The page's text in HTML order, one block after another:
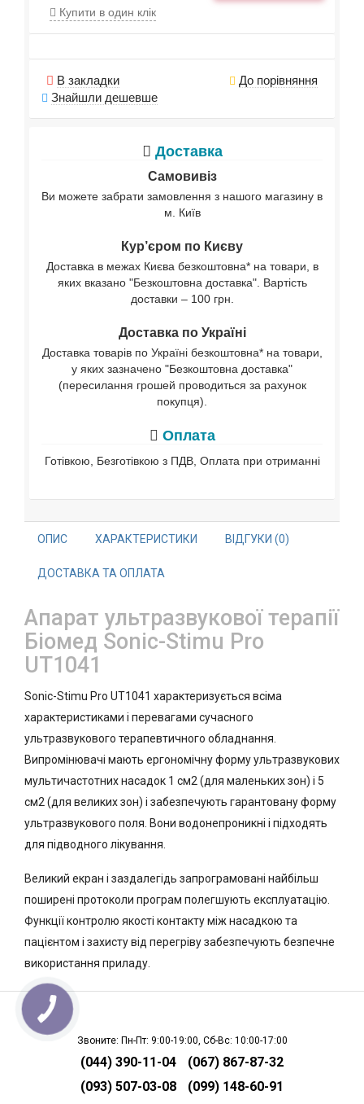
Купити в один клік
В закладки
До порівняння
Знайшли дешевше
Доставка
Самовивіз
Ви можете забрати замовлення з нашого магазину в
м. Київ
Кур’єром по Києву
Доставка в межах Києва безкоштовна* на товари, в
яких вказано "Безкоштовна доставка". Вартість
доставки – 100 грн.
Доставка по Україні
Доставка товарів по Україні безкоштовна* на товари,
у яких зазначено "Безкоштовна доставка"
(пересилання грошей проводиться за рахунок
покупця).
Оплата
Готівкою, Безготівкою з ПДВ, Оплата при отриманні
ОПИС ХАРАКТЕРИСТИКИ ВІДГУКИ (0)
ДОСТАВКА ТА ОПЛАТА
Апарат ультразвукової терапії
Біомед Sonic-Stimu Pro
UT1041
Sonic-Stimu Pro UT1041 характеризується всіма
характеристиками і перевагами сучасного
ультразвукового терапевтичного обладнання.
Випромінювачі мають ергономічну форму ультразвукових
мультичастотних насадок 1 см2 (для маленьких зон) і 5
см2 (для великих зон) і забезпечують гарантовану форму
ультразвукового поля. Вони водонепроникні і підходять
для підводного лікування.
Великий екран і заздалегідь запрограмовані найбільш
поширені протоколи програм полегшують експлуатацію.
Функції контролю якості контакту між насадкою та
пацієнтом і захисту від перегріву забезпечують безпечне
використання приладу.
Звоните: Пн-Пт: 9:00-19:00, Сб-Вс: 10:00-17:00
(044) 390-11-04
(067) 867-87-32
(093) 507-03-08
(099) 148-60-91